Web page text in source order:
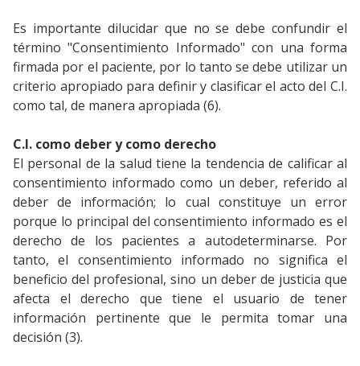
Es importante dilucidar que no se debe confundir el
término "Consentimiento Informado" con una forma
firmada por el paciente, por lo tanto se debe utilizar un
criterio apropiado para definir y clasificar el acto del C.I.
como tal, de manera apropiada (6).
C.I. como deber y como derecho
El personal de la salud tiene la tendencia de calificar al
consentimiento informado como un deber, referido al
deber de información; lo cual constituye un error
porque lo principal del consentimiento informado es el
derecho de los pacientes a autodeterminarse. Por
tanto, el consentimiento informado no significa el
beneficio del profesional, sino un deber de justicia que
afecta el derecho que tiene el usuario de tener
información pertinente que le permita tomar una
decisión (3).